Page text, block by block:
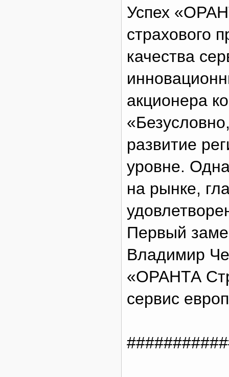
Успех
страхового
качества
акционера
развитие
уровне.
на рынке,
Первый
Владимир
«ОРАНТА
сервис